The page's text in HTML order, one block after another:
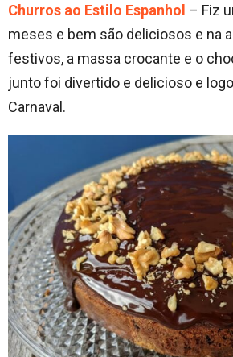
Churros ao Estilo Espanhol – Fiz
meses e bem são deliciosos e na
festivos, a massa crocante e o
junto foi divertido e delicioso e
Carnaval.